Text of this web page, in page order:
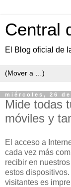
Central
El Blog oficial de
miércoles, 26
Mide todas
móviles y
El acceso a
cada vez más
recibir en
estos
visitantes es